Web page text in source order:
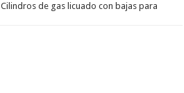
Cilindros de gas licuado con bajas para